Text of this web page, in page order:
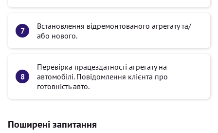
Встановлення відремонтованого агрегату та/
або нового.
Перевірка працездатності агрегату на
автомобілі. Повідомлення клієнта про
готовність авто.
Поширені запитання